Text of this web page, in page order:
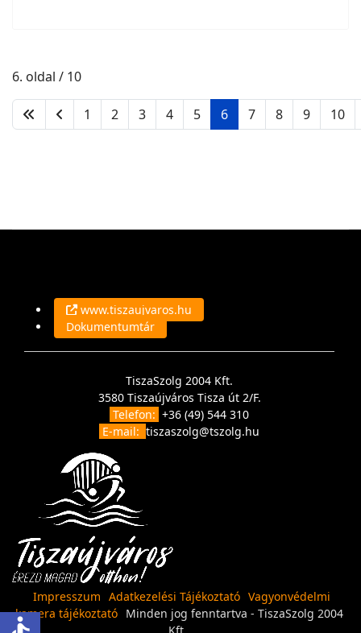
6. oldal / 10
1 2 3 4 5 6 7 8 9 10
www.tiszaujvaros.hu
Dokumentumtár
TiszaSzolg 2004 Kft.
3580 Tiszaújváros Tisza út 2/F.
Telefon: +36 (49) 544 310
E-mail: tiszaszolg@tszolg.hu
Impresszum Adatkezelési Tájékoztató Vagyonvédelmi
kamera tájékoztató Minden jog fenntartva - TiszaSzolg 2004